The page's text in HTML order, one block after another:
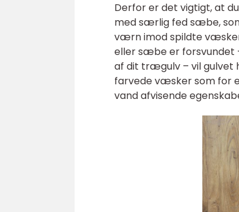
Derfor er det vigtigt, at
med særlig fed sæbe,
værn imod spildte
eller sæbe er forsvundet
af dit trægulv – vil gulvet
farvede væsker som for
vand afvisende